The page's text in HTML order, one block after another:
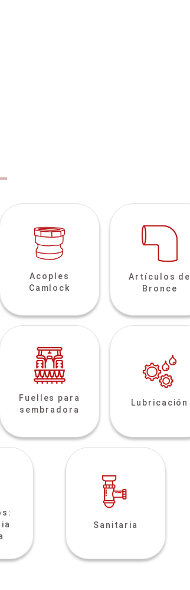
Acoples
Camlock
Artículos de
Bronce
Fuelles para
sembradora
Lubricación
Sanitaria